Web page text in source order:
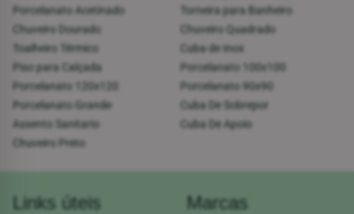
Porcelanato Acetinado
Torneira para Banheiro
Chuveiro Dourado
Chuveiro Quadrado
Toalheiro Térmico
Cuba de Inox
Piso para Calçada
Porcelanato 100x100
Porcelanato 120x120
Porcelanato 90x90
Porcelanato Grande
Cuba De Sobrepor
Assento Sanitario
Cuba De Apoio
Chuveiro Preto
Links úteis Marcas